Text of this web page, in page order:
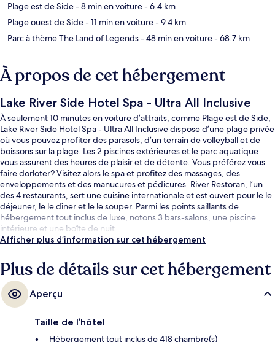
Plage est de Side- 8 min en voiture- 6.4 km
Plage ouest de Side- 11 min en voiture- 9.4 km
Parc à thème The Land of Legends- 48 min en voiture- 68.7 km
À propos de cet hébergement
Lake River Side Hotel Spa - Ultra All Inclusive
À seulement 10 minutes en voiture d’attraits, comme Plage est de Side,
Lake River Side Hotel Spa - Ultra All Inclusive dispose d’une plage privée
où vous pouvez profiter des parasols, d’un terrain de volleyball et de
boissons sur la plage. Les 2 piscines extérieures et le parc aquatique
vous assurent des heures de plaisir et de détente. Vous préférez vous
faire dorloter? Visitez alors le spa et profitez des massages, des
enveloppements et des manucures et pédicures. River Restoran, l’un
des 4 restaurants, sert une cuisine internationale et est ouvert pour le le
déjeuner, le le dîner et le le souper. Parmi les points saillants de
hébergement tout inclus de luxe, notons 3 bars-salons, une piscine
intérieure et une boîte de nuit.
Afficher plus d’information sur cet hébergement
Plus de détails sur cet hébergement
Aperçu
Taille de l’hôtel
Hébergement tout inclus de 418 chambre(s)